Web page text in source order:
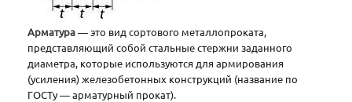
Арматура— это вид сортового металлопроката,
представляющий собой стальные стержни заданного
диаметра, которые используются для армирования
(усиления) железобетонных конструкций (название по
ГОСТу — арматурный прокат).